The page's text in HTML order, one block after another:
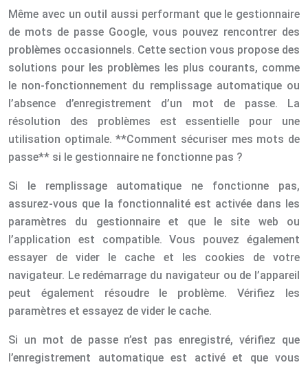
Même avec un outil aussi performant que le gestionnaire
de mots de passe Google, vous pouvez rencontrer des
problèmes occasionnels. Cette section vous propose des
solutions pour les problèmes les plus courants, comme
le non-fonctionnement du remplissage automatique ou
l’absence d’enregistrement d’un mot de passe. La
résolution des problèmes est essentielle pour une
utilisation optimale. **Comment sécuriser mes mots de
passe** si le gestionnaire ne fonctionne pas ?
Si le remplissage automatique ne fonctionne pas,
assurez-vous que la fonctionnalité est activée dans les
paramètres du gestionnaire et que le site web ou
l’application est compatible. Vous pouvez également
essayer de vider le cache et les cookies de votre
navigateur. Le redémarrage du navigateur ou de l’appareil
peut également résoudre le problème. Vérifiez les
paramètres et essayez de vider le cache.
Si un mot de passe n’est pas enregistré, vérifiez que
l’enregistrement automatique est activé et que vous